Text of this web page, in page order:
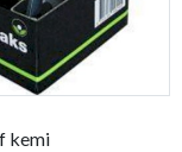
kemi